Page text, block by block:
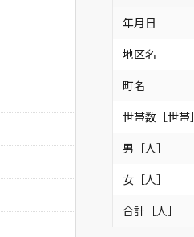
年月日
地区名
町名
世帯数［世帯］
男［人］
女［人］
合計［人］